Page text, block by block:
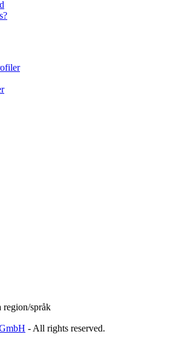
region/språk
- All rights reserved.